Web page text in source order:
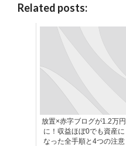
Related posts:
放置×赤字ブログが1.2万円
に！収益ほぼ0でも資産に
なった全手順と4つの注意